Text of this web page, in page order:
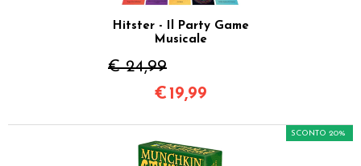
Hitster - Il Party Game
Musicale
€ 24,99
€ 19,99
SCONTO 20%